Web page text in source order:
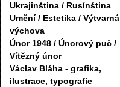
Ukrajinština / Rusínština
Umění / Estetika / Výtvarná
výchova
Únor 1948 / Únorový puč /
Vítězný únor
Václav Bláha - grafika,
ilustrace, typografie